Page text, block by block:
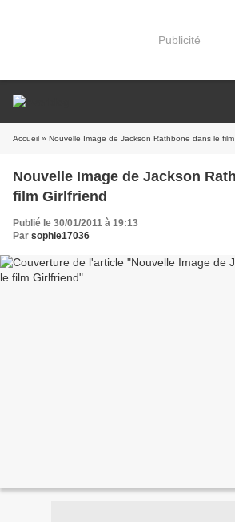
Publicité
Accueil » Nouvelle Image de Jackson Rathbone dans le film
Nouvelle Image de Jackson
film Girlfriend
Publié le 30/01/2011 à 19:13
Par sophie17036